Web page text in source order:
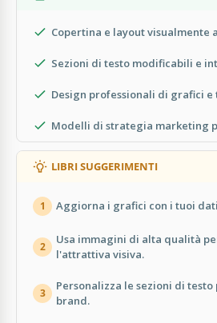
Copertina e layout visualmente
Sezioni di testo modificabili e
Design professionali di grafici e
Modelli di strategia marketing
LIBRI SUGGERIMENTI
1 Aggiorna i grafici con i tuoi
2
Usa immagini di alta qualità
l'attrattiva visiva.
3
Personalizza le sezioni di
brand.